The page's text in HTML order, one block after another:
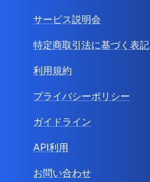
サービス説明会
特定商取引法に基づく表記
利用規約
プライバシーポリシー
ガイドライン
API利用
お問い合わせ